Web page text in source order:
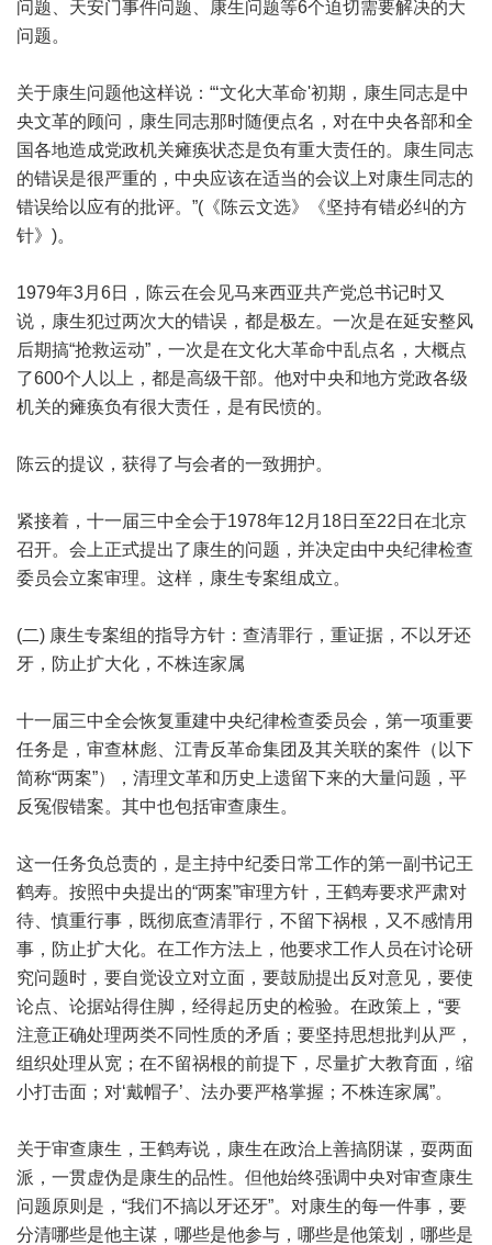
问题、天安门事件问题、康生问题等6个迫切需要解决的大
问题。
关于康生问题他这样说：“‘文化大革命'初期，康生同志是中
央文革的顾问，康生同志那时随便点名，对在中央各部和全
国各地造成党政机关瘫痪状态是负有重大责任的。康生同志
的错误是很严重的，中央应该在适当的会议上对康生同志的
错误给以应有的批评。”(《陈云文选》《坚持有错必纠的方
针》)。
1979年3月6日，陈云在会见马来西亚共产党总书记时又
说，康生犯过两次大的错误，都是极左。一次是在延安整风
后期搞“抢救运动”，一次是在文化大革命中乱点名，大概点
了600个人以上，都是高级干部。他对中央和地方党政各级
机关的瘫痪负有很大责任，是有民愤的。
陈云的提议，获得了与会者的一致拥护。
紧接着，十一届三中全会于1978年12月18日至22日在北京
召开。会上正式提出了康生的问题，并决定由中央纪律检查
委员会立案审理。这样，康生专案组成立。
(二) 康生专案组的指导方针：查清罪行，重证据，不以牙还
牙，防止扩大化，不株连家属
十一届三中全会恢复重建中央纪律检查委员会，第一项重要
任务是，审查林彪、江青反革命集团及其关联的案件（以下
简称“两案”），清理文革和历史上遗留下来的大量问题，平
反冤假错案。其中也包括审查康生。
这一任务负总责的，是主持中纪委日常工作的第一副书记王
鹤寿。按照中央提出的“两案”审理方针，王鹤寿要求严肃对
待、慎重行事，既彻底查清罪行，不留下祸根，又不感情用
事，防止扩大化。在工作方法上，他要求工作人员在讨论研
究问题时，要自觉设立对立面，要鼓励提出反对意见，要使
论点、论据站得住脚，经得起历史的检验。在政策上，“要
注意正确处理两类不同性质的矛盾；要坚持思想批判从严，
组织处理从宽；在不留祸根的前提下，尽量扩大教育面，缩
小打击面；对‘戴帽子’、法办要严格掌握；不株连家属”。
关于审查康生，王鹤寿说，康生在政治上善搞阴谋，耍两面
派，一贯虚伪是康生的品性。但他始终强调中央对审查康生
问题原则是，“我们不搞以牙还牙”。对康生的每一件事，要
分清哪些是他主谋，哪些是他参与，哪些是他策划，哪些是